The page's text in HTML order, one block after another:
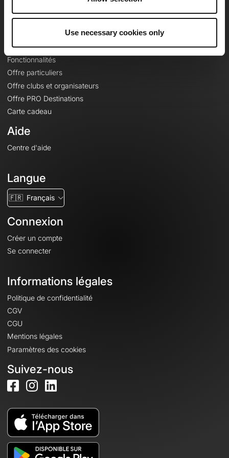
Use necessary cookies only
Le Mag'
Fonds de cartes topographiques
Fonctionnalités
Offre particuliers
Offre clubs et organisateurs
Offre PRO Destinations
Carte cadeau
Aide
Centre d'aide
Langue
🇫🇷 Français
Connexion
Créer un compte
Se connecter
Informations légales
Politique de confidentialité
CGV
CGU
Mentions légales
Paramètres des cookies
Suivez-nous